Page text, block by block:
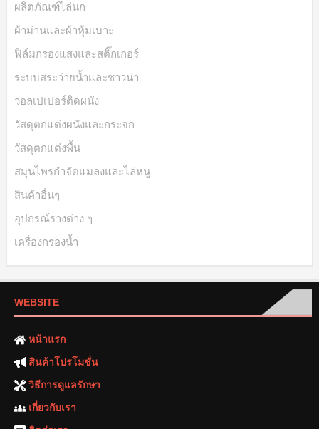
ผลิตภัณฑ์ไล่นก
ผ้าม่านและผ้าหุ้มเบาะ
ฟิล์มกรองแสงและสติ๊กเกอร์
ระบบสระว่ายน้ำและซาวน่า
วอลเปเปอร์ติดผนัง
วัสดุตกแต่งผนังและกระจก
วัสดุตกแต่งพื้น
สมุนไพรกำจัดแมลงและไล่หนู
สินค้าอื่นๆ
อุปกรณ์รางต่าง ๆ
เครื่องกรองน้ำ
WEBSITE
หน้าแรก
สินค้าโปรโมชั่น
วิธีการดูแลรักษา
เกี่ยวกับเรา